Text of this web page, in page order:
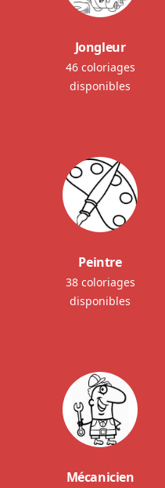
Jongleur
46 coloriages
disponibles
Peintre
38 coloriages
disponibles
Mécanicien